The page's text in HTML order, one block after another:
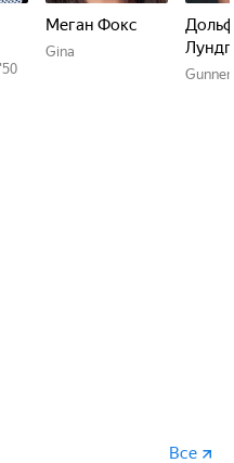
Меган Фокс
Gina
Дольф
Gunner
Все